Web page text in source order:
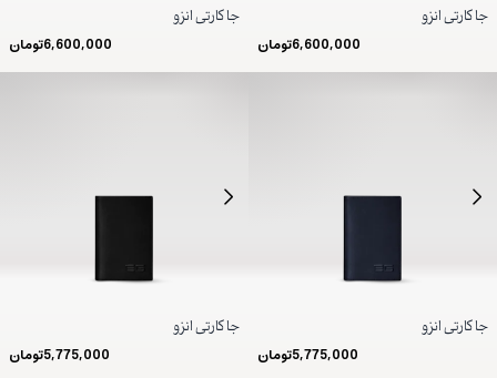
جا کارتی انزو
6,600,000تومان
جا کارتی انزو
6,600,000تومان
جا کارتی انزو
5,775,000تومان
جا کارتی انزو
5,775,000تومان